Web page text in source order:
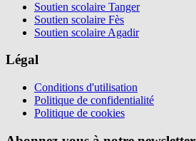
Soutien scolaire Tanger
Soutien scolaire Fès
Soutien scolaire Agadir
Légal
Conditions d'utilisation
Politique de confidentialité
Politique de cookies